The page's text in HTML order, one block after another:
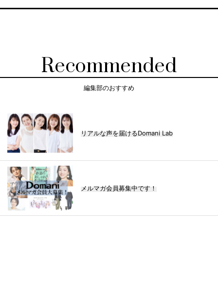
Recommended
編集部のおすすめ
リアルな声を届けるDomani Lab
メルマガ会員募集中です！